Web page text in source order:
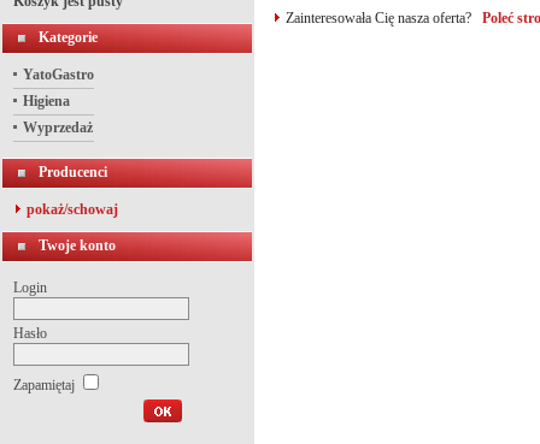
Kategorie
YatoGastro
Higiena
Wyprzedaż
Producenci
pokaż/schowaj
Twoje konto
Login
Hasło
Zapamiętaj
Zainteresowała Cię nasza oferta? Poleć